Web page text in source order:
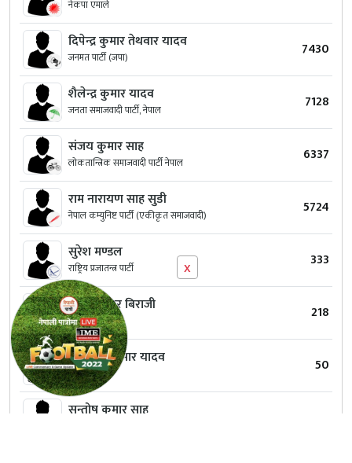
नेकपा एमाले
दिपेन्द्र कुमार तेथवार यादव
जनमत पार्टी (जपा) 7430
शैलेन्द्र कुमार यादव
जनता समाजवादी पार्टी, नेपाल 7128
संजय कुमार साह
लोकतान्त्रिक समाजवादी पार्टी नेपाल 6337
राम नारायण साह सुडी
नेपाल कम्युनिष्ट पार्टी (एकीकृत समाजवादी) 5724
सुरेश मण्डल
राष्ट्रिय प्रजातन्त्र पार्टी 333
रंजित कुमार बिराजी
स्वतन्त्र 218
चन्द्र दिप कुमार यादव
स्वतन्त्र 50
सन्तोष कुमार साह
x